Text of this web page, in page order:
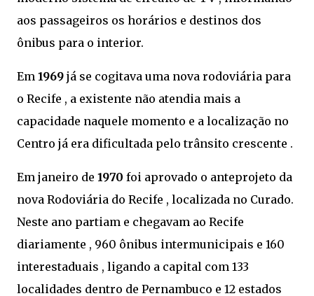
aos passageiros os horários e destinos dos
ônibus para o interior.
Em 1969 já se cogitava uma nova rodoviária para
o Recife , a existente não atendia mais a
capacidade naquele momento e a localização no
Centro já era dificultada pelo trânsito crescente .
Em janeiro de 1970 foi aprovado o anteprojeto da
nova Rodoviária do Recife , localizada no Curado.
Neste ano partiam e chegavam ao Recife
diariamente , 960 ônibus intermunicipais e 160
interestaduais , ligando a capital com 133
localidades dentro de Pernambuco e 12 estados